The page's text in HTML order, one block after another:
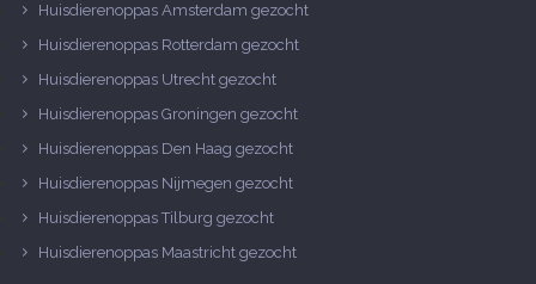
Huisdierenoppas Amsterdam gezocht
Huisdierenoppas Rotterdam gezocht
Huisdierenoppas Utrecht gezocht
Huisdierenoppas Groningen gezocht
Huisdierenoppas Den Haag gezocht
Huisdierenoppas Nijmegen gezocht
Huisdierenoppas Tilburg gezocht
Huisdierenoppas Maastricht gezocht